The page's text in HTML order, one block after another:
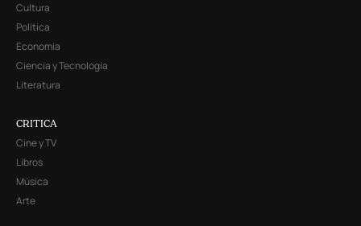
Cultura
Política
Economía
Ciencia y Tecnología
Literatura
CRITICA
Cine y TV
Libros
Música
Arte